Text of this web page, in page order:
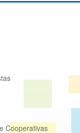
Cooperativas